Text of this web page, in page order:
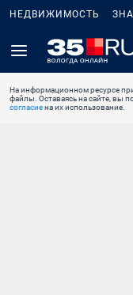
НЕДВИЖИМОСТЬ
На информационном ресурсе
файлы. Оставаясь на сайте, вы
согласиена их использование.